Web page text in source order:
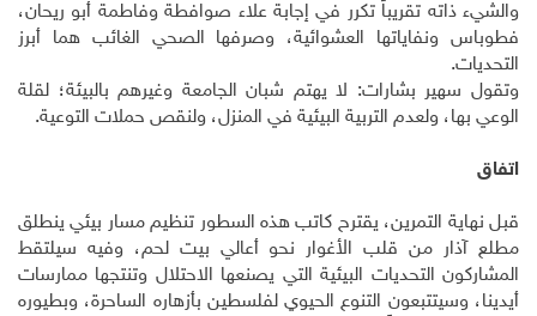
والشيء ذاته تقريباً تكرر في إجابة علاء صوافطة وفاطمة أبو ريحان،
فطوباس ونفاياتها العشوائية، وصرفها الصحي الغائب هما أبرز
التحديات.
وتقول سهير بشارات: لا يهتم شبان الجامعة وغيرهم بالبيئة؛ لقلة
الوعي بها، ولعدم التربية البيئية في المنزل، ولنقص حملات التوعية.
اتفاق
قبل نهاية التمرين، يقترح كاتب هذه السطور تنظيم مسار بيئي ينطلق
مطلع آذار من قلب الأغوار نحو أعالي بيت لحم، وفيه سيلتقط
المشاركون التحديات البيئية التي يصنعها الاحتلال وتنتجها ممارسات
أيدينا، وسيتتبعون التنوع الحيوي لفلسطين بأزهاره الساحرة، وبطيوره